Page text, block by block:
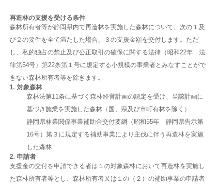
再造林の支援を受ける条件
森林所有者等が静岡県内で再造林を実施した森林について、次の１及
び２の要件を全て満たした場合、３の支援金額を交付します。ただ
し、私的独占の禁止及び公正取引の確保に関する法律（昭和22年 法
律第54号）第22条第１号に規定する小規模の事業者とみなすことがで
きない森林所有者等を除きます。
1. 対象森林
森林法第11条に基づく森林経営計画の認定を受け、当該計画に
基づき施業を実施した森林（国、県及び市町有林を除く）
静岡県林業関係事業補助金交付要綱（昭和55年 静岡県告示第
16号）第３に規定する補助事業により主伐に伴う再造林を実施
した森林
2. 申請者
支援金の交付を申請できる者は１の対象森林において再造林を実施し
た森林所有者等とし、森林所有者又は１の（２）の補助事業の申請者